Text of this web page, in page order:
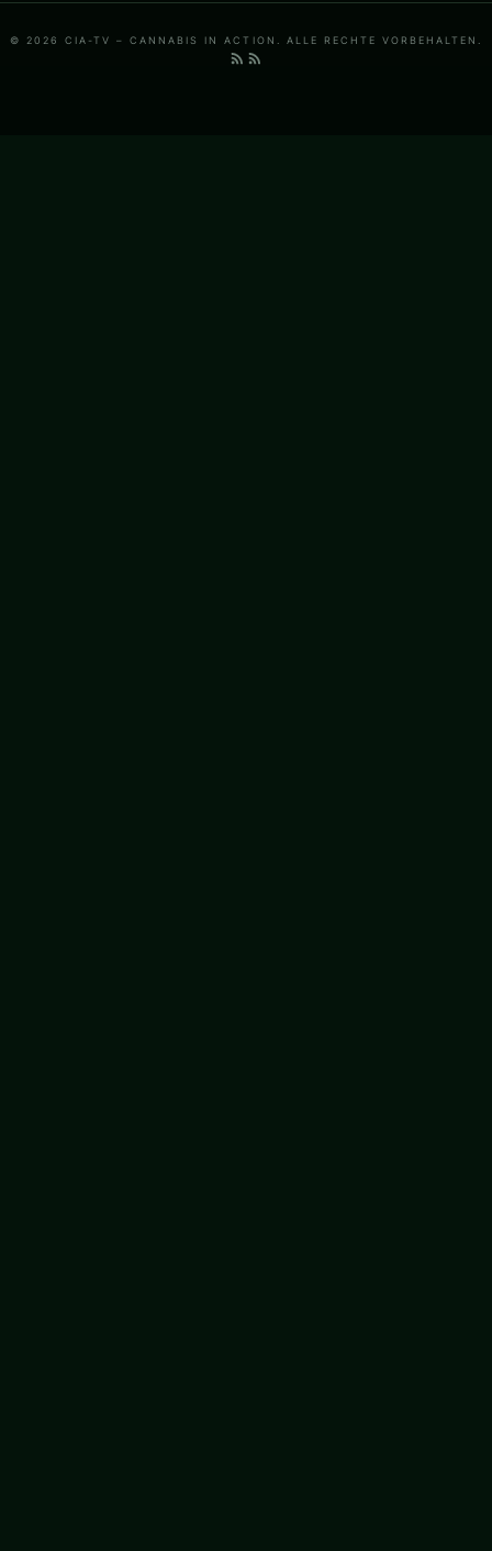
© 2026 CIA-TV – CANNABIS IN ACTION. ALLE RECHTE VORBEHALTEN.